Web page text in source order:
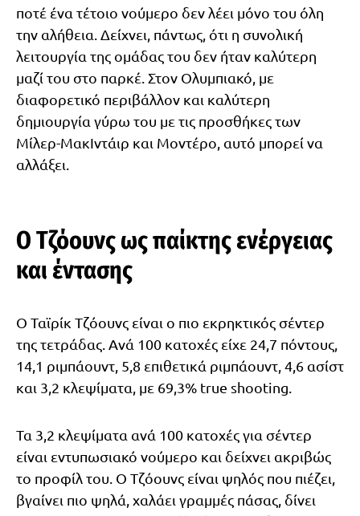
ποτέ ένα τέτοιο νούμερο δεν λέει μόνο του όλη
την αλήθεια. Δείχνει, πάντως, ότι η συνολική
λειτουργία της ομάδας του δεν ήταν καλύτερη
μαζί του στο παρκέ. Στον Ολυμπιακό, με
διαφορετικό περιβάλλον και καλύτερη
δημιουργία γύρω του με τις προσθήκες των
Μίλερ-ΜακΙντάιρ και Μοντέρο, αυτό μπορεί να
αλλάξει.
Ο Τζόουνς ως παίκτης ενέργειας
και έντασης
Ο Ταϊρίκ Τζόουνς είναι ο πιο εκρηκτικός σέντερ
της τετράδας. Ανά 100 κατοχές είχε 24,7 πόντους,
14,1 ριμπάουντ, 5,8 επιθετικά ριμπάουντ, 4,6 ασίστ
και 3,2 κλεψίματα, με 69,3% true shooting.
Τα 3,2 κλεψίματα ανά 100 κατοχές για σέντερ
είναι εντυπωσιακό νούμερο και δείχνει ακριβώς
το προφίλ του. Ο Τζόουνς είναι ψηλός που πιέζει,
βγαίνει πιο ψηλά, χαλάει γραμμές πάσας, δίνει